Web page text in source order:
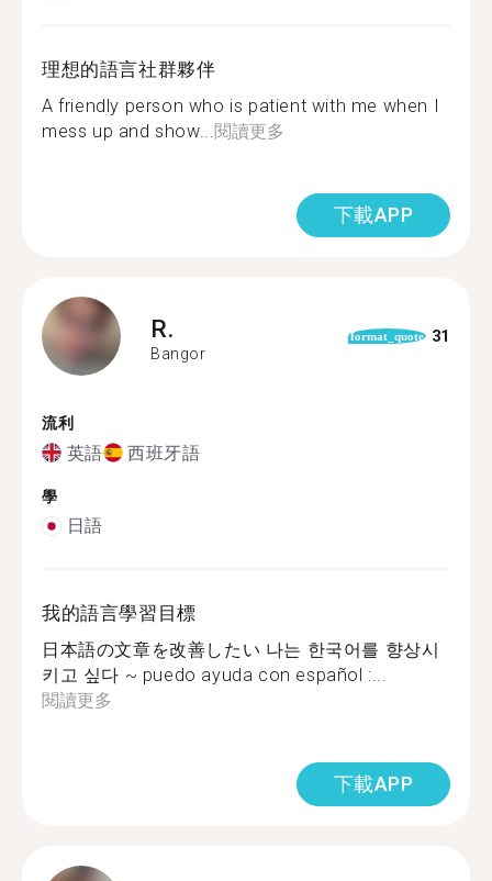
理想的語言社群夥伴
A friendly person who is patient with me when I
mess up and show...閱讀更多
下載APP
R.
Bangor
format_quote 31
流利
英語 西班牙語
學
日語
我的語言學習目標
日本語の文章を改善したい 나는 한국어를 향상시
키고 싶다 ~ puedo ayuda con español :...
閱讀更多
下載APP